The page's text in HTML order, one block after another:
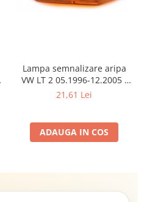
Lampa semnalizare aripa
VW LT 2 05.1996-12.2005 ;
Mercedes Sprinter 1995-
Neoplan Euroliner,
Starliner,Centroliner,
21,61 Lei
ADAUGA IN COS